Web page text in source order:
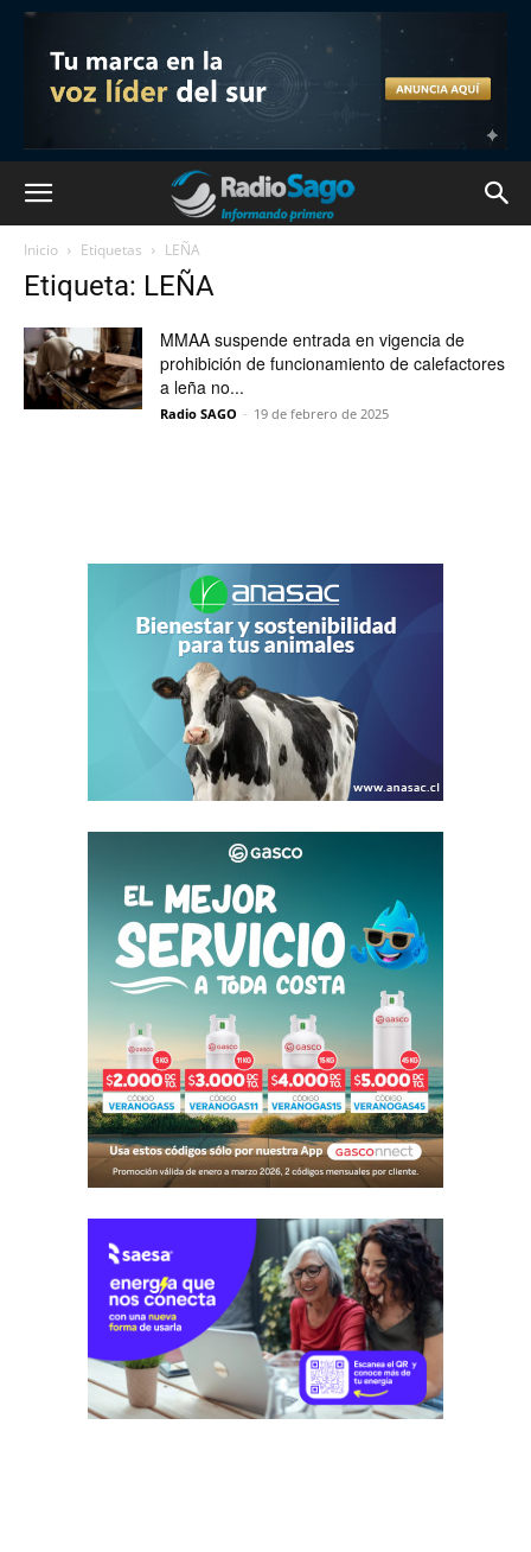
Inicio Etiquetas LEÑA
Etiqueta: LEÑA
MMAA suspende entrada en vigencia de
prohibición de funcionamiento de calefactores
a leña no...
Radio SAGO - 19 de febrero de 2025